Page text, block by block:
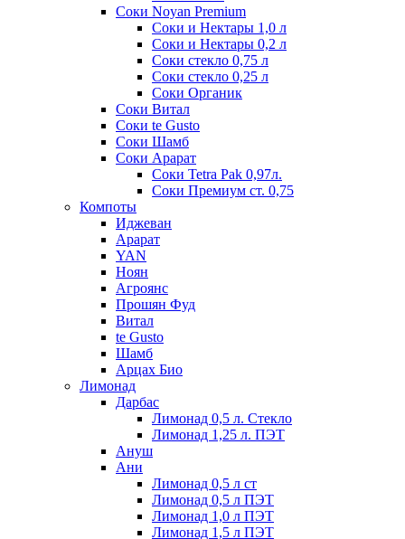
Соки Noyan Premium
Соки и Нектары 1,0 л
Соки и Нектары 0,2 л
Соки стекло 0,75 л
Соки стекло 0,25 л
Соки Органик
Соки Витал
Соки te Gusto
Соки Шамб
Соки Арарат
Соки Tetra Pak 0,97л.
Соки Премиум ст. 0,75
Компоты
Иджеван
Арарат
YAN
Ноян
Агроянс
Прошян Фуд
Витал
te Gusto
Шамб
Арцах Био
Лимонад
Дарбас
Лимонад 0,5 л. Стекло
Лимонад 1,25 л. ПЭТ
Ануш
Ани
Лимонад 0,5 л ст
Лимонад 0,5 л ПЭТ
Лимонад 1,0 л ПЭТ
Лимонад 1,5 л ПЭТ